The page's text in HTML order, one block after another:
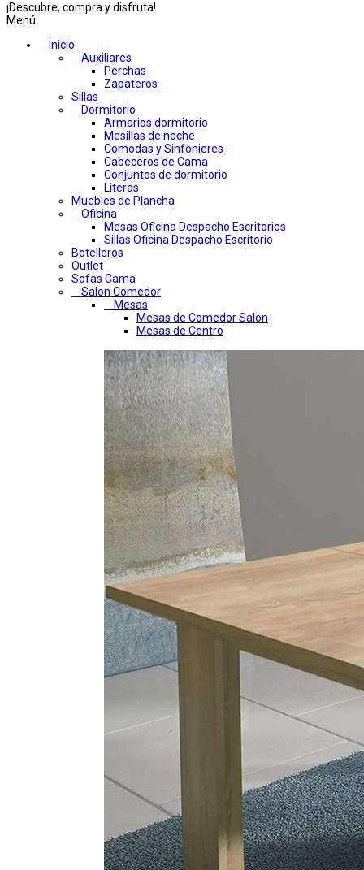
¡Descubre, compra y disfruta!
Menú
Inicio
Auxiliares
Perchas
Zapateros
Sillas
Dormitorio
Armarios dormitorio
Mesillas de noche
Comodas y Sinfonieres
Cabeceros de Cama
Conjuntos de dormitorio
Literas
Muebles de Plancha
Oficina
Mesas Oficina Despacho Escritorios
Sillas Oficina Despacho Escritorio
Botelleros
Outlet
Sofas Cama
Salon Comedor
Mesas
Mesas de Comedor Salon
Mesas de Centro